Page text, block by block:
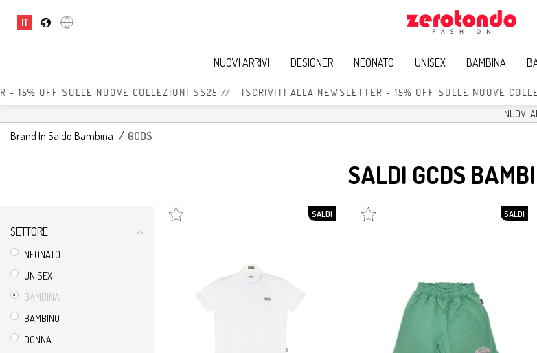
IT
NUOVI ARRIVI DESIGNER NEONATO UNISEX BAMBINA
15% OFF SULLE NUOVE COLLEZIONI SS25 // ISCRIVITI ALLA NEWSLETTER - 15% OFF SULLE NUOVE
Brand In Saldo Bambina / GCDS
SALDI GCDS
SETTORE
NEONATO
UNISEX
BAMBINA
BAMBINO
DONNA
SALDI SALDI